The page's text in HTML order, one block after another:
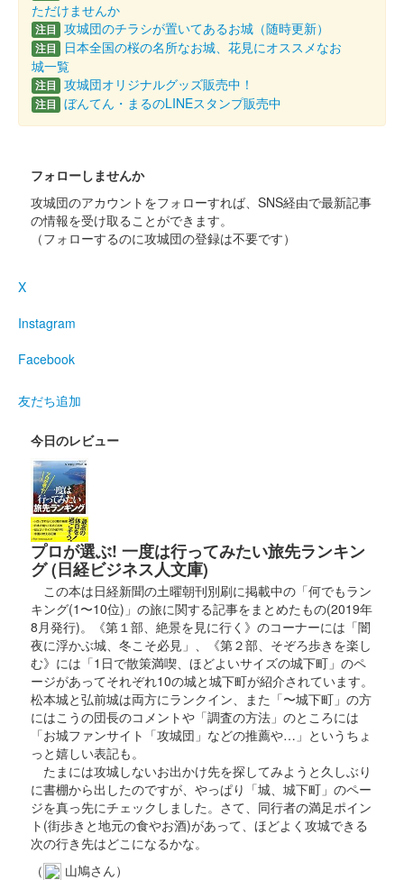
配布終了
100枚限定
厩橋城（前橋城） 御城印
学校書道部直書き版
販売終了
2025年6月7、8日に開催された「群馬戦国御城印サミット
2025」の前橋市立前橋高等学校書道部のブースにて販売された
厩橋城（前橋城） 御城印
信玄公
2025年6月7、８日に開催された「群馬戦国御城印サミット
厩橋城（前橋城） 御城印
謙信公
2025年6月7、8日に開催された「群馬戦国御城印サミット
2025」にて販売。サミット終了後は前橋百貨にて販売。
厩橋城（前橋城） 御城印 龍虎獅子争奪 北条
氏康公
2025年6月7、8日に開催された「群馬戦国御城印サミット
2025」にて販売。サミット終了後は前橋百貨にて販売。
前橋城 御城印 令和七年夏限定版
前橋城 御城印
ただけませんか
注目 攻城団のチラシが置いてあるお城（随時更新）
注目
日本全国の桜の名所なお城、花見にオススメなお
城一覧
注目 攻城団オリジナルグッズ販売中！
注目 ぼんてん・まるのLINEスタンプ販売中
フォローしませんか
攻城団のアカウントをフォローすれば、SNS経由で最新記事
の情報を受け取ることができます。
（フォローするのに攻城団の登録は不要です）
X
Instagram
Facebook
友だち追加
今日のレビュー
プロが選ぶ! 一度は行ってみたい旅先ランキン
グ (日経ビジネス人文庫)
この本は日経新聞の土曜朝刊別刷に掲載中の「何でもラン
キング(1〜10位)」の旅に関する記事をまとめたもの(2019年
8月発行)。《第１部、絶景を見に行く》のコーナーには「闇
夜に浮かぶ城、冬こそ必見」、《第２部、そぞろ歩きを楽し
む》には「1日で散策満喫、ほどよいサイズの城下町」のペ
ージがあってそれぞれ10の城と城下町が紹介されています。
松本城と弘前城は両方にランクイン、また「〜城下町」の方
にはこうの団長のコメントや「調査の方法」のところには
「お城ファンサイト「攻城団」などの推薦や…」というちょ
っと嬉しい表記も。
たまには攻城しないお出かけ先を探してみようと久しぶり
に書棚から出したのですが、やっぱり「城、城下町」のペー
ジを真っ先にチェックしました。さて、同行者の満足ポイン
ト(街歩きと地元の食やお酒)があって、ほどよく攻城できる
次の行き先はどこになるかな。
（
山鳩さん）